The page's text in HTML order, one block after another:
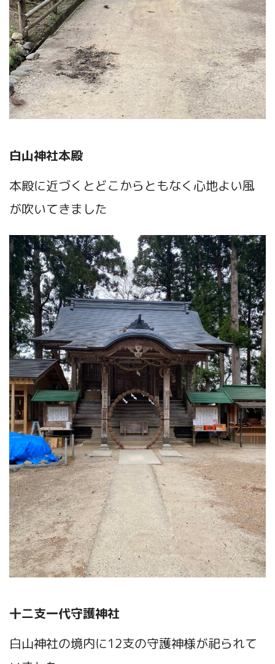
白山神社本殿
本殿に近づくとどこからともなく心地よい風
が吹いてきました
十二支一代守護神社
白山神社の境内に12支の守護神様が祀られて